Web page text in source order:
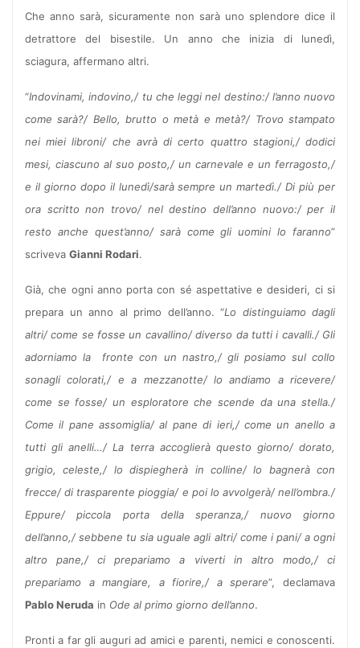
Che anno sarà, sicuramente non sarà uno splendore dice il
detrattore del bisestile. Un anno che inizia di lunedì,
sciagura, affermano altri.
“Indovinami, indovino,/ tu che leggi nel destino:/ l’anno nuovo
come sarà?/ Bello, brutto o metà e metà?/ Trovo stampato
nei miei libroni/ che avrà di certo quattro stagioni,/ dodici
mesi, ciascuno al suo posto,/ un carnevale e un ferragosto,/
e il giorno dopo il lunedì/sarà sempre un martedì./ Di più per
ora scritto non trovo/ nel destino dell’anno nuovo:/ per il
resto anche quest’anno/ sarà come gli uomini lo faranno”
scriveva Gianni Rodari.
Già, che ogni anno porta con sé aspettative e desideri, ci si
prepara un anno al primo dell’anno. “Lo distinguiamo dagli
altri/ come se fosse un cavallino/ diverso da tutti i cavalli./ Gli
adorniamo la fronte con un nastro,/ gli posiamo sul collo
sonagli colorati,/ e a mezzanotte/ lo andiamo a ricevere/
come se fosse/ un esploratore che scende da una stella./
Come il pane assomiglia/ al pane di ieri,/ come un anello a
tutti gli anelli…/ La terra accoglierà questo giorno/ dorato,
grigio, celeste,/ lo dispiegherà in colline/ lo bagnerà con
frecce/ di trasparente pioggia/ e poi lo avvolgerà/ nell’ombra./
Eppure/ piccola porta della speranza,/ nuovo giorno
dell’anno,/ sebbene tu sia uguale agli altri/ come i pani/ a ogni
altro pane,/ ci prepariamo a viverti in altro modo,/ ci
prepariamo a mangiare, a fiorire,/ a sperare”, declamava
Pablo Neruda in Ode al primo giorno dell’anno.
Pronti a far gli auguri ad amici e parenti, nemici e conoscenti.